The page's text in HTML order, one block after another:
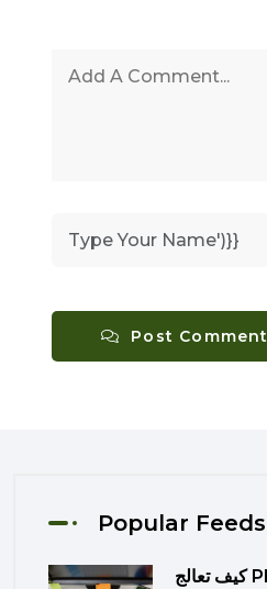
Post Comment
Popular Feeds
كيف تعالج PEC تحديات المواقع